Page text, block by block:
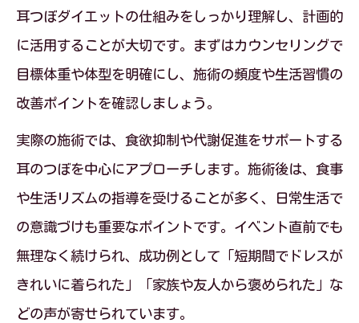
卒業式前に知りたい耳つぼダイエットの
貼る位置
耳つぼダイエットの仕組みをしっかり理解し、計画的
に活用することが大切です。まずはカウンセリングで
目標体重や体型を明確にし、施術の頻度や生活習慣の
改善ポイントを確認しましょう。
実際の施術では、食欲抑制や代謝促進をサポートする
耳のつぼを中心にアプローチします。施術後は、食事
や生活リズムの指導を受けることが多く、日常生活で
の意識づけも重要なポイントです。イベント直前でも
無理なく続けられ、成功例として「短期間でドレスが
きれいに着られた」「家族や友人から褒められた」な
どの声が寄せられています。